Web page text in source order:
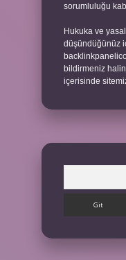
sorumluluğu
Hukuka ve
düşündüğünüz
bildirmeniz
içerisinde